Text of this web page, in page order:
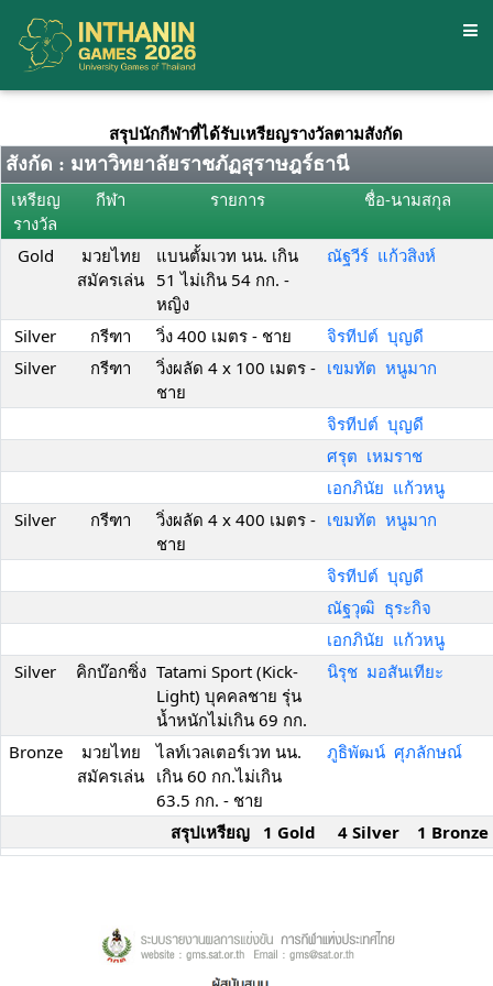
สรุปนักกีฬาที่ได้รับเหรียญรางวัลตามสังกัด
สังกัด : มหาวิทยาลัยราชภัฏสุราษฎร์ธานี
เหรียญ
รางวัล
กีฬา รายการ ชื่อ-นามสกุล
Gold
มวยไทย
สมัครเล่น
แบนตั้มเวท นน. เกิน
51 ไม่เกิน 54 กก. -
หญิง
ณัฐวีร์ แก้วสิงห์
Silver กรีฑา วิ่ง 400 เมตร - ชาย
จิรทีปต์ บุญดี
Silver
กรีฑา
วิ่งผลัด 4 x 100 เมตร -
ชาย
เขมทัต หนูมาก
จิรทีปต์ บุญดี
ศรุต เหมราช
เอกภินัย แก้วหนู
Silver
กรีฑา
วิ่งผลัด 4 x 400 เมตร -
ชาย
เขมทัต หนูมาก
จิรทีปต์ บุญดี
ณัฐวุฒิ ธุระกิจ
เอกภินัย แก้วหนู
Silver
คิกบ๊อกซิ่ง Tatami Sport (Kick-
Light) บุคคลชาย รุ่น
น้ำหนักไม่เกิน 69 กก.
นิรุช มอสันเทียะ
Bronze
มวยไทย
สมัครเล่น
ไลท์เวลเตอร์เวท นน.
เกิน 60 กก.ไม่เกิน
63.5 กก. - ชาย
ภูธิพัฒน์ ศุภลักษณ์
สรุปเหรียญ 1 Gold 4 Silver 1 Bronze